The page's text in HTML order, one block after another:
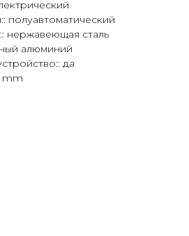
полуавтоматический
нержавеющая сталь
алюминий
да
mm